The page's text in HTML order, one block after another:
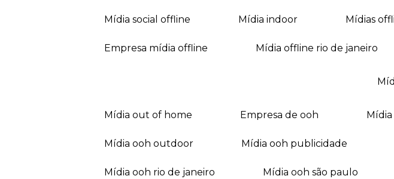
mídia social offline mídia indoor mídias
empresa mídia offline mídia offline rio de janeiro
mídia out of home empresa de ooh
mídia ooh outdoor mídia ooh publicidade
mídia ooh rio de janeiro mídia ooh são paulo